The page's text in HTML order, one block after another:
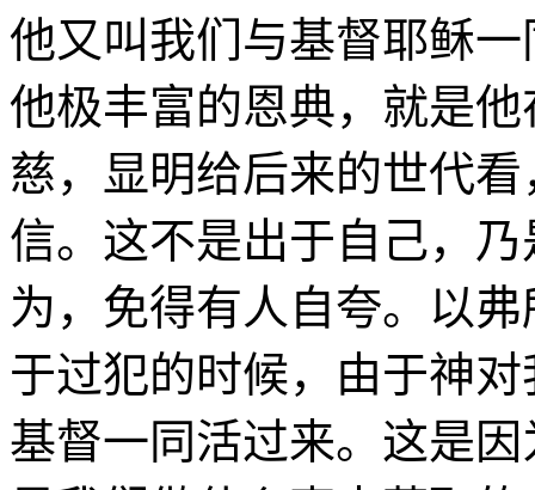
他又叫我们与基督耶稣
他极丰富的恩典，就是
慈，显明给后来的世代
信。这不是出于自己，
为，免得有人自夸。以弗
于过犯的时候，由于神
基督一同活过来。这是